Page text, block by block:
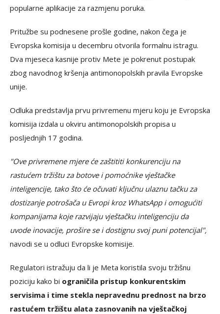
popularne aplikacije za razmjenu poruka.
Pritužbe su podnesene prošle godine, nakon čega je
Evropska komisija u decembru otvorila formalnu istragu.
Dva mjeseca kasnije protiv Mete je pokrenut postupak
zbog navodnog kršenja antimonopolskih pravila Evropske
unije.
Odluka predstavlja prvu privremenu mjeru koju je Evropska
komisija izdala u okviru antimonopolskih propisa u
posljednjih 17 godina.
"Ove privremene mjere će zaštititi konkurenciju na
rastućem tržištu za botove i pomoćnike vještačke
inteligencije, tako što će očuvati ključnu ulaznu tačku za
dostizanje potrošača u Evropi kroz WhatsApp i omogućiti
kompanijama koje razvijaju vještačku inteligenciju da
uvode inovacije, prošire se i dostignu svoj puni potencijal",
navodi se u odluci Evropske komisije.
Regulatori istražuju da li je Meta koristila svoju tržišnu
poziciju kako bi ograničila pristup konkurentskim
servisima i time stekla nepravednu prednost na brzo
rastućem tržištu alata zasnovanih na vještačkoj